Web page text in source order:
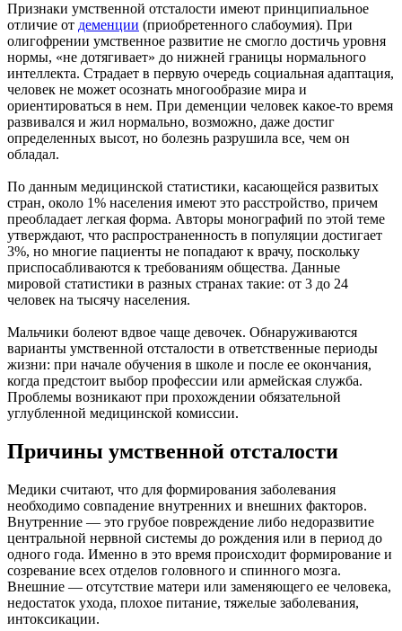
Признаки умственной отсталости имеют принципиальное
отличие от деменции (приобретенного слабоумия). При
олигофрении умственное развитие не смогло достичь уровня
нормы, «не дотягивает» до нижней границы нормального
интеллекта. Страдает в первую очередь социальная адаптация,
человек не может осознать многообразие мира и
ориентироваться в нем. При деменции человек какое-то время
развивался и жил нормально, возможно, даже достиг
определенных высот, но болезнь разрушила все, чем он
обладал.
По данным медицинской статистики, касающейся развитых
стран, около 1% населения имеют это расстройство, причем
преобладает легкая форма. Авторы монографий по этой теме
утверждают, что распространенность в популяции достигает
3%, но многие пациенты не попадают к врачу, поскольку
приспосабливаются к требованиям общества. Данные
мировой статистики в разных странах такие: от 3 до 24
человек на тысячу населения.
Мальчики болеют вдвое чаще девочек. Обнаруживаются
варианты умственной отсталости в ответственные периоды
жизни: при начале обучения в школе и после ее окончания,
когда предстоит выбор профессии или армейская служба.
Проблемы возникают при прохождении обязательной
углубленной медицинской комиссии.
Причины умственной отсталости
Медики считают, что для формирования заболевания
необходимо совпадение внутренних и внешних факторов.
Внутренние — это грубое повреждение либо недоразвитие
центральной нервной системы до рождения или в период до
одного года. Именно в это время происходит формирование и
созревание всех отделов головного и спинного мозга.
Внешние — отсутствие матери или заменяющего ее человека,
недостаток ухода, плохое питание, тяжелые заболевания,
интоксикации.